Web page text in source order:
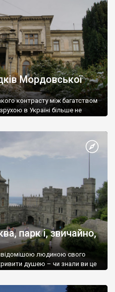
Мордовської
контрасту між багатством
в Україні більше не
парк і, звичайно,
людиною свого
душею – чи знали ви це